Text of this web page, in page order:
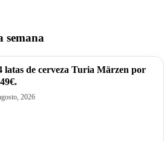
semana
latas de cerveza Turia Märzen por
2026